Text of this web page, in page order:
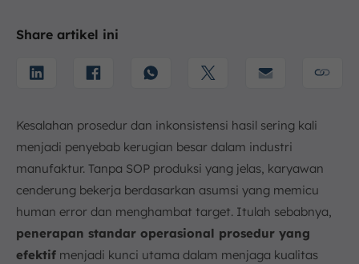
4. Libatkan Karyawan untuk Evaluasi SOP
Produksi
FAQ:
Share artikel ini
Kesalahan prosedur dan inkonsistensi hasil sering kali
menjadi penyebab kerugian besar dalam industri
manufaktur. Tanpa SOP produksi yang jelas, karyawan
cenderung bekerja berdasarkan asumsi yang memicu
human error dan menghambat target. Itulah sebabnya,
penerapan standar operasional prosedur yang
efektif menjadi kunci utama dalam menjaga kualitas